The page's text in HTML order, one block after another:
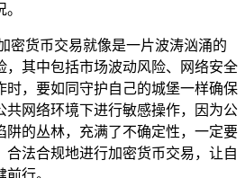
密货币交易就像是一片波涛汹涌的
，其中包括市场波动风险、网络安全
时，要如同守护自己的城堡一样确保
共网络环境下进行敏感操作，因为公
阱的丛林，充满了不确定性，一定要
合法合规地进行加密货币交易，让自
行。